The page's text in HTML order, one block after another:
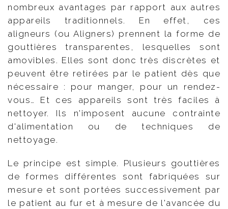
nombreux avantages par rapport aux autres
appareils traditionnels. En effet, ces
aligneurs (ou Aligners) prennent la forme de
gouttières transparentes, lesquelles sont
amovibles. Elles sont donc très discrètes et
peuvent être retirées par le patient dès que
nécessaire : pour manger, pour un rendez-
vous… Et ces appareils sont très faciles à
nettoyer. Ils n'imposent aucune contrainte
d'alimentation ou de techniques de
nettoyage.
Le principe est simple. Plusieurs gouttières
de formes différentes sont fabriquées sur
mesure et sont portées successivement par
le patient au fur et à mesure de l'avancée du